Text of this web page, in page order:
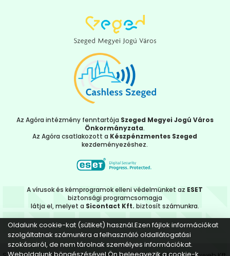
Oldalunk cookie-kat (sütiket) használ.Ezen fájlok információkat
szolgáltatnak számunkra a felhasználó oldallátogatási
szokásairól, de nem tárolnak személyes információkat.
Az Agóra intézmény fenntartója Szeged Megyei Jogú Város
Önkormányzata.
Az Agóra csatlakozott a Készpénzmentes Szeged
kezdeményezéshez.
A vírusok és kémprogramok elleni védelmünket az ESET
biztonsági programcsomagja
látja el, melyet a Sicontact Kft. biztosít számunkra.